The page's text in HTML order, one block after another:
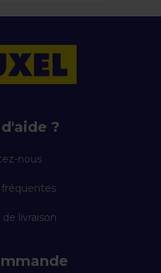
?
nous
livraison